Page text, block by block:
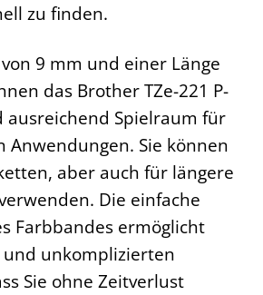
zu finden.
9 mm und einer Länge
das Brother TZe-221 P-
ausreichend Spielraum für
Anwendungen. Sie können
aber auch für längere
Die einfache
Farbbandes ermöglicht
unkomplizierten
Sie ohne Zeitverlust